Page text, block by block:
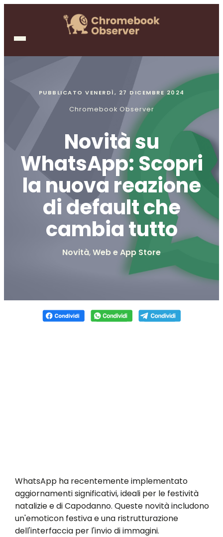
PUBBLICATO VENERDÌ, 27 DICEMBRE 2024
Chromebook Observer
Novità su
WhatsApp: Scopri
la nuova reazione
di default che
cambia tutto
Novità,Web e App Store
WhatsApp ha recentemente implementato
aggiornamenti significativi, ideali per le festività
natalizie e di Capodanno. Queste novità includono
un'emoticon festiva e una ristrutturazione
dell'interfaccia per l'invio di immagini.